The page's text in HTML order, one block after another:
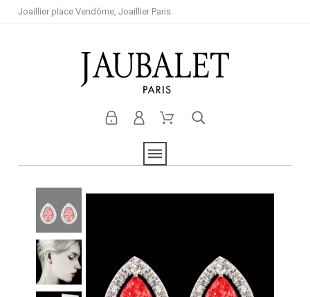
Joaillier place Vendôme, Joaillier Paris